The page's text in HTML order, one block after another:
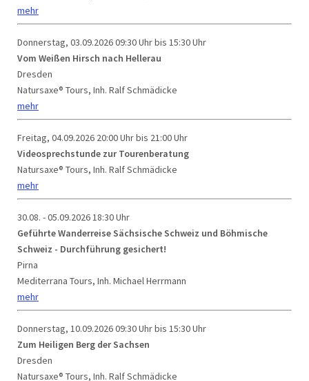
mehr
Donnerstag, 03.09.202609:30 Uhr bis 15:30 Uhr
Vom Weißen Hirsch nach Hellerau
Dresden
Natursaxe® Tours, Inh. Ralf Schmädicke
mehr
Freitag, 04.09.2026 20:00 Uhr bis 21:00 Uhr
Videosprechstunde zur Tourenberatung
Natursaxe® Tours, Inh. Ralf Schmädicke
mehr
30.08. - 05.09.202618:30 Uhr
Geführte Wanderreise Sächsische Schweiz und Böhmische
Schweiz - Durchführung gesichert!
Pirna
Mediterrana Tours, Inh. Michael Herrmann
mehr
Donnerstag, 10.09.202609:30 Uhr bis 15:30 Uhr
Zum Heiligen Berg der Sachsen
Dresden
Natursaxe® Tours, Inh. Ralf Schmädicke